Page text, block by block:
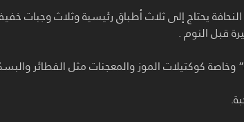
يحتاج إلى ثلاث أطباق رئيسية وثلاث وجبات
قبل النوم .